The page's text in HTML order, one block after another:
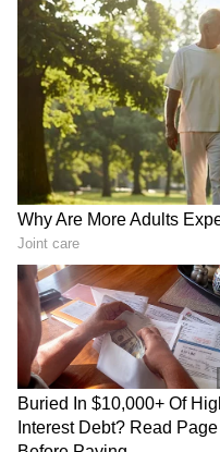
ಆಯ್ಕೆ ಪ್ರಕ್ರಿಯೆ ಹೇಗೆ?
ಈ 'ಏಸ್ ಟೀಮ್'ಗೆ
ಯಾವ ಕಾಲೇಜಿನಲ್ಲಿ
ಬದಲಾಗಿ, ಅವರಲ್ಲಿ ಎಐ
ಹಾಗೂ ಸಂವಹನ ಕೌಶಲ್ಯ
ಮೇಲೆ ಕಟ್ಟುನಿಟ್ಟಾದ
ಅಭ್ಯರ್ಥಿಗಳಿಗೆ ಸಂವಹನ,
ಪರೀಕ್ಷೆಗಳನ್ನು
ಎಐ ಡೆವಲಪ್‌ಮೆಂಟ್, ಡೇಟಾ
ಎಂಜಿನಿಯರಿಂಗ್ ಮತ್ತು
ಕೌಶಲ್ಯಗಳನ್ನು